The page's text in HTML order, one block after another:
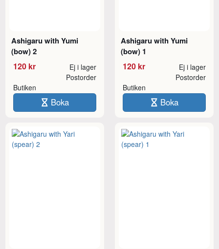
Ashigaru with Yumi
(bow) 2
120 kr Ej i lager
Butiken
Postorder
Boka
Ashigaru with Yumi
(bow) 1
120 kr Ej i lager
Butiken
Postorder
Boka